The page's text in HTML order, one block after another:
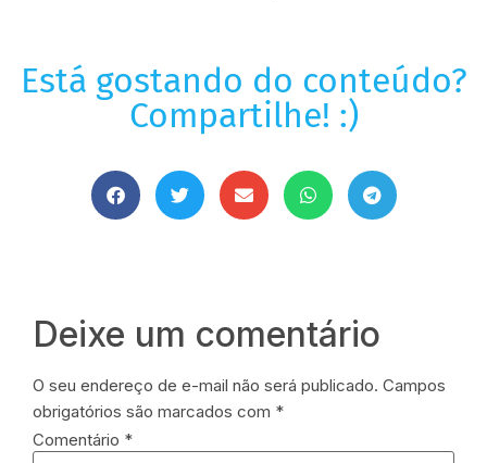
Está gostando do conteúdo?
Compartilhe! :)
Deixe um comentário
O seu endereço de e-mail não será publicado. Campos
obrigatórios são marcados com *
Comentário *